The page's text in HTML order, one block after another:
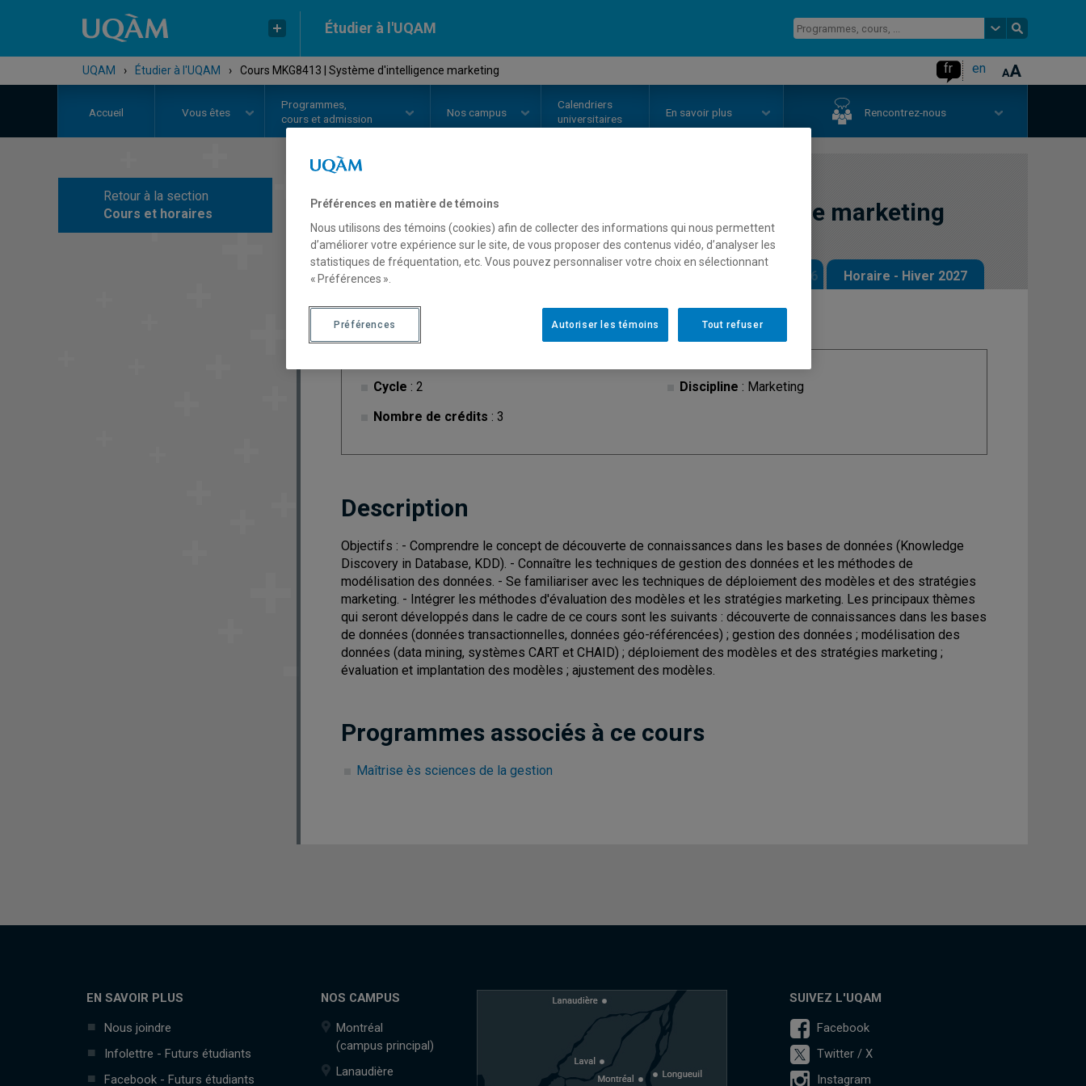
Étudier à l'UQAM
UQAM › Étudier à l'UQAM › Cours MKG8413 | Système d'intelligence marketing fr en
Accueil Vous êtes
Programmes,
cours et admission
Nos campus
Calendriers
universitaires
En savoir plus Rencontrez-nous
Retour à la section
Cours et horaires
COURS// MKG8413 Système d'intelligence marketing
Description Horaire - Automne 2026 Horaire - Hiver 2027
Cycle : 2
Nombre de crédits : 3
Discipline : Marketing
Description
Objectifs : - Comprendre le concept de découverte de connaissances dans les bases de données (Knowledge
Discovery in Database, KDD). - Connaître les techniques de gestion des données et les méthodes de
modélisation des données. - Se familiariser avec les techniques de déploiement des modèles et des stratégies
marketing. - Intégrer les méthodes d'évaluation des modèles et les stratégies marketing. Les principaux thèmes
qui seront développés dans le cadre de ce cours sont les suivants : découverte de connaissances dans les bases
de données (données transactionnelles, données géo-référencées) ; gestion des données ; modélisation des
données (data mining, systèmes CART et CHAID) ; déploiement des modèles et des stratégies marketing ;
évaluation et implantation des modèles ; ajustement des modèles.
Programmes associés à ce cours
Maîtrise ès sciences de la gestion
EN SAVOIR PLUS
Nous joindre
Infolettre - Futurs étudiants
Facebook - Futurs étudiants
NOS CAMPUS
Montréal
(campus principal)
Lanaudière
SUIVEZ L'UQAM
Facebook
Twitter / X
Instagram
Préférences en matière de témoins
Nous utilisons des témoins (cookies) afin de collecter des informations qui nous permettent
d’améliorer votre expérience sur le site, de vous proposer des contenus vidéo, d’analyser les
statistiques de fréquentation, etc. Vous pouvez personnaliser votre choix en sélectionnant
« Préférences ».
Tout refuser
Autoriser les témoins
Préférences